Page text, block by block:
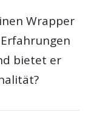
Wrapper
Erfahrungen
bietet er